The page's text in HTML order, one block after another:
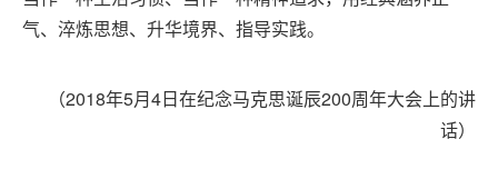
气、淬炼思想、升华境界、指导实践。
（2018年5月4日在纪念马克思诞辰200周年大会上的讲
话）